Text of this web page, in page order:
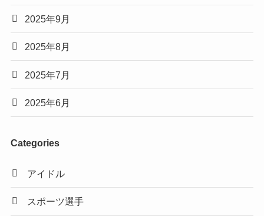
2025年9月
2025年8月
2025年7月
2025年6月
Categories
アイドル
スポーツ選手